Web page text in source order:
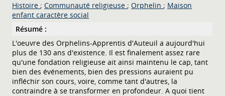
Histoire ; Communauté religieuse ; Orphelin ; Maison
enfant caractère social
Résumé :
L'oeuvre des Orphelins-Apprentis d'Auteuil a aujourd'hui
plus de 130 ans d'existence. Il est finalement assez rare
qu'une fondation religieuse ait ainsi maintenu le cap, tant
bien des événements, bien des pressions auraient pu
infléchir son cours, voire, comme tant d'autres, la
contraindre à se transformer en profondeur. A quoi tient